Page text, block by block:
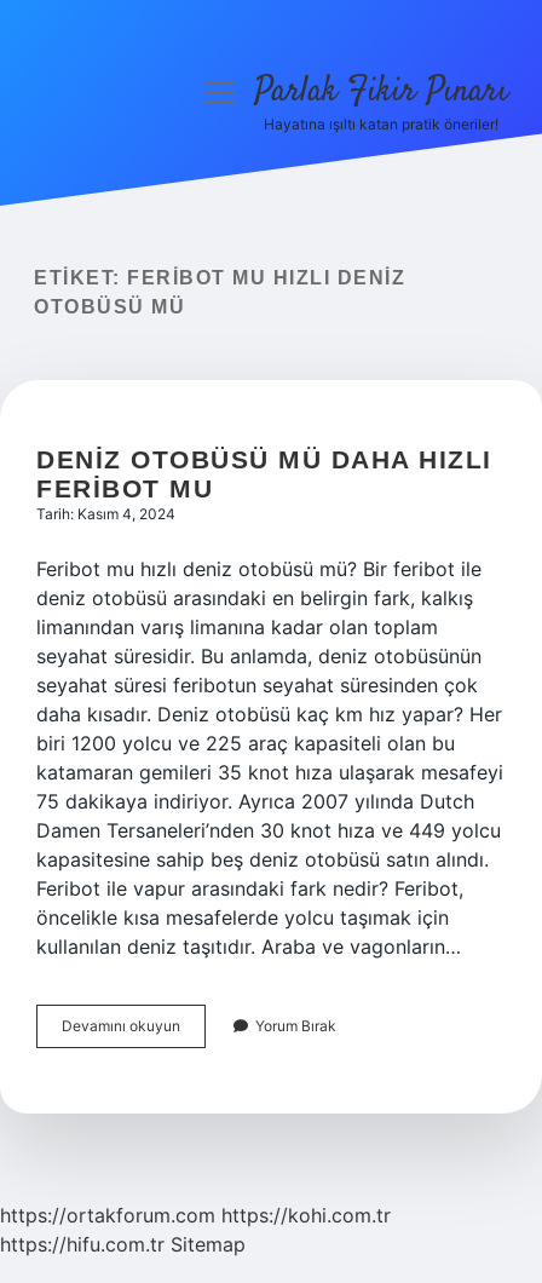
Yasal Uyarı
menüyüParlak Fikir Pınarı
Hayatına ışıltı katan pratik öneriler!
ETIKET:
FERIBOT MU HIZLI DENIZ
OTOBÜSÜ MÜ
DENIZ OTOBÜSÜ MÜ DAHA HIZLI
FERIBOT MU
Tarih: Kasım 4, 2024
Feribot mu hızlı deniz otobüsü mü? Bir feribot ile
deniz otobüsü arasındaki en belirgin fark, kalkış
limanından varış limanına kadar olan toplam
seyahat süresidir. Bu anlamda, deniz otobüsünün
seyahat süresi feribotun seyahat süresinden çok
daha kısadır. Deniz otobüsü kaç km hız yapar? Her
biri 1200 yolcu ve 225 araç kapasiteli olan bu
katamaran gemileri 35 knot hıza ulaşarak mesafeyi
75 dakikaya indiriyor. Ayrıca 2007 yılında Dutch
Damen Tersaneleri’nden 30 knot hıza ve 449 yolcu
kapasitesine sahip beş deniz otobüsü satın alındı.
Feribot ile vapur arasındaki fark nedir? Feribot,
öncelikle kısa mesafelerde yolcu taşımak için
kullanılan deniz taşıtıdır. Araba ve vagonların…
Devamını okuyun
Otobüsü
Hızlı
Yorum Bırak
https://ortakforum.com https://kohi.com.tr
https://hifu.com.tr Sitemap